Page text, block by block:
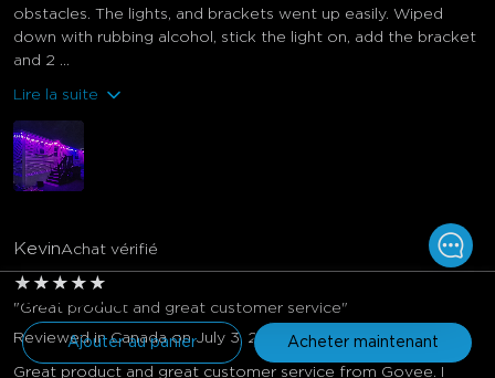
$399.99
Ajouter au panier Acheter maintenant
obstacles. The lights, and brackets went up easily. Wiped
down with rubbing alcohol, stick the light on, add the bracket
and 2 ...
Lire la suite
KevinAchat vérifié
★ ★ ★ ★ ★
"Great product and great customer service"
Reviewed in Canada on July 3, 2026
Great product and great customer service from Govee. I